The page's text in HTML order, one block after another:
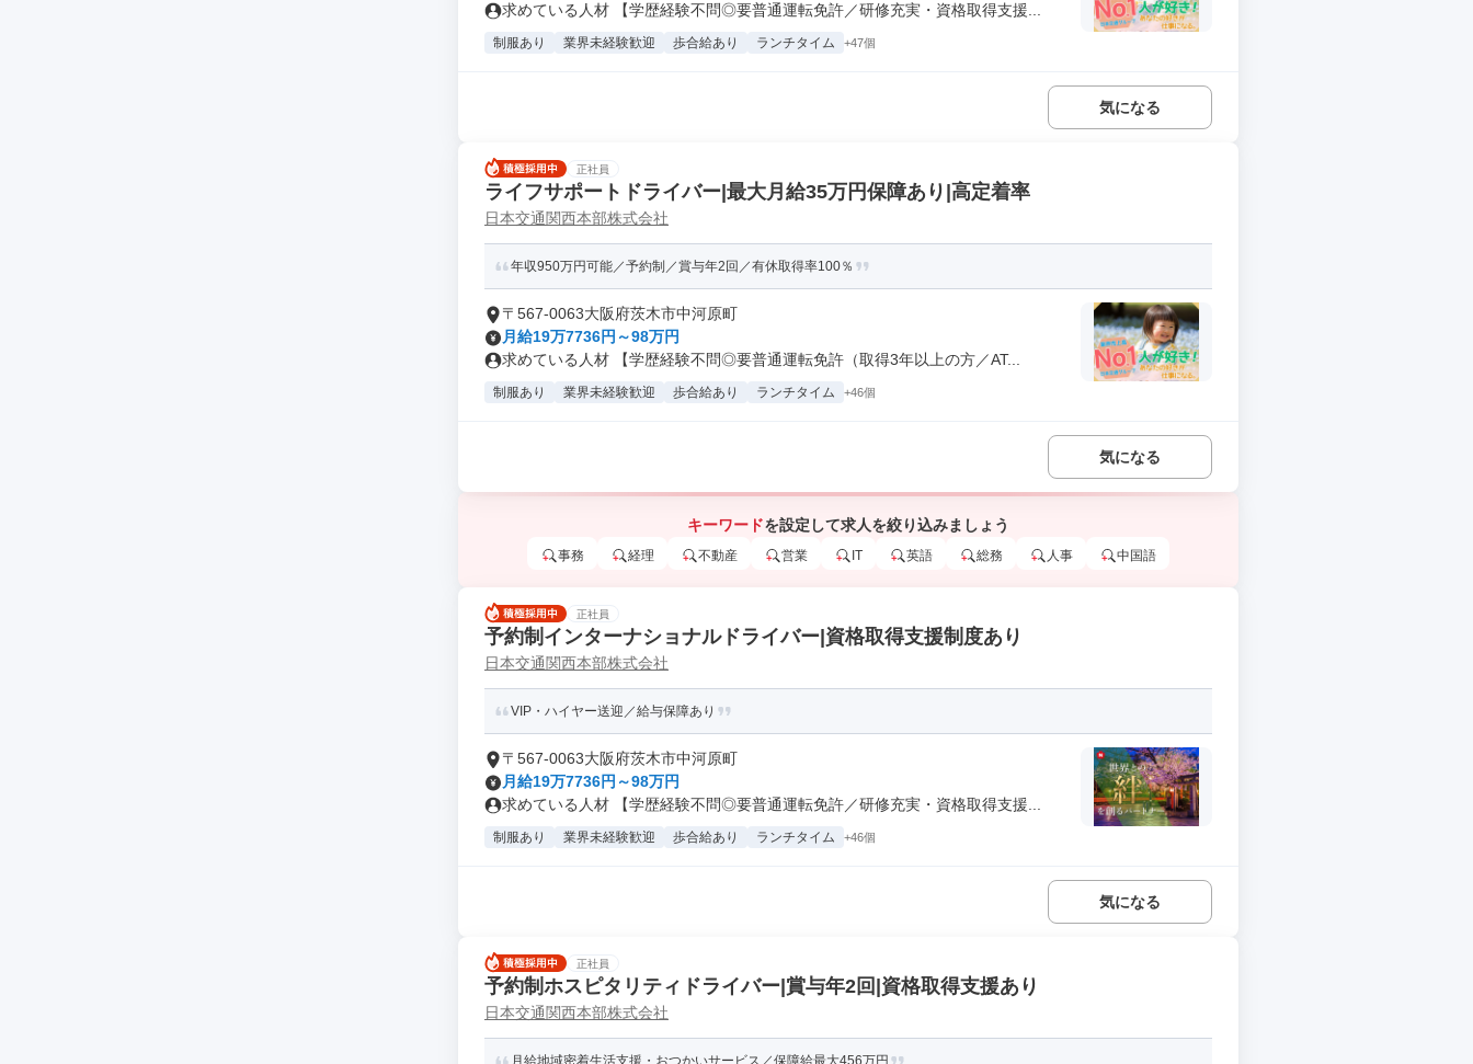
求めている人材 【学歴経験不問◎要普通運転免許／研修充実・資格取得支援...
制服あり 業界未経験歓迎 歩合給あり ランチタイム +47個
気になる
正社員
ライフサポートドライバー|最大月給35万円保障あり|高定着率
日本交通関西本部株式会社
年収950万円可能／予約制／賞与年2回／有休取得率100％
〒567-0063大阪府茨木市中河原町
月給19万7736円～98万円
求めている人材 【学歴経験不問◎要普通運転免許（取得3年以上の方／AT...
制服あり 業界未経験歓迎 歩合給あり ランチタイム +46個
気になる
キーワードを設定して求人を絞り込みましょう
事務 経理 不動産 営業 IT 英語 総務 人事 中国語
正社員
予約制インターナショナルドライバー|資格取得支援制度あり
日本交通関西本部株式会社
VIP・ハイヤー送迎／給与保障あり
〒567-0063大阪府茨木市中河原町
月給19万7736円～98万円
求めている人材 【学歴経験不問◎要普通運転免許／研修充実・資格取得支援...
制服あり 業界未経験歓迎 歩合給あり ランチタイム +46個
気になる
正社員
予約制ホスピタリティドライバー|賞与年2回|資格取得支援あり
日本交通関西本部株式会社
月給地域密着生活支援・おつかいサービス／保障給最大456万円